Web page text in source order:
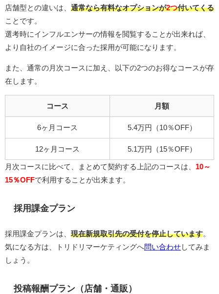
店舗型との違いは、 通常なら有料なオプションが2つ付いてくる
ことです。
選考時にインフルエンサーの情報を閲覧することが出来れば、
より自社のイメージに合った採用が可能になります。
また、通常の月次コースに加え、以下の2つのお得なコースが存
在します。
コース 月額
6ヶ月コース 5.4万円（10％OFF）
12ヶ月コース 5.1万円（15％OFF）
月次コースに比べて、まとめて契約する上記のコースは、 10～
15％OFFで利用することが出来ます。
採用課金プラン
採用課金プランは、 現在新規取引先の受付を停止しています。
気になる方は、トリドリマーケティングへ問い合わせ してみま
しょう。
投稿報酬プラン（店舗・通販）